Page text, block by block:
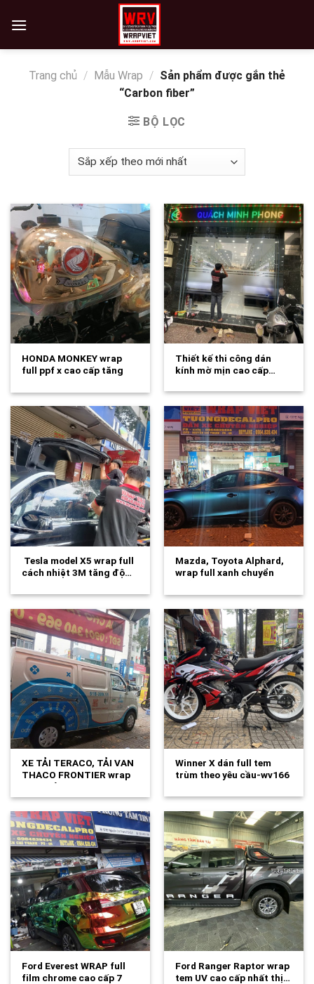
Trang chủ / Mẫu Wrap / Sản phẩm được gắn thẻ
“Carbon fiber”
BỘ LỌC
HONDA MONKEY wrap
full ppf x cao cấp tăng
Thiết kế thi công dán
kính mờ mịn cao cấp…
Tesla model X5 wrap full
cách nhiệt 3M tăng độ…
Mazda, Toyota Alphard,
wrap full xanh chuyển
XE TẢI TERACO, TẢI VAN
THACO FRONTIER wrap
tem quảng…
Winner X dán full tem
trùm theo yêu cầu-wv166
Ford Everest WRAP full
film chrome cao cấp 7
Ford Ranger Raptor wrap
tem UV cao cấp nhất thị…